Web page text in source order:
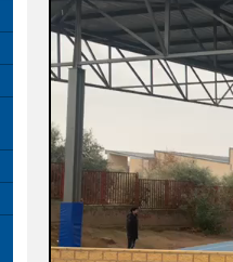
TODOS POR LA PAZ
INAGURACIÓN
LUNES Y MARTES